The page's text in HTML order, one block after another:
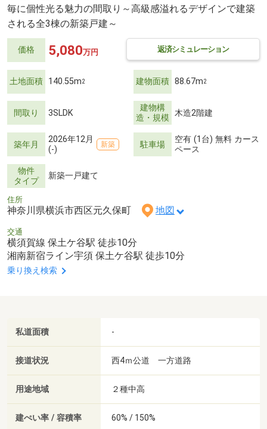
毎に個性光る魅力の間取り～高級感溢れるデザインで建築
される全3棟の新築戸建～
価格 返済シミュレーション
5,080万円
土地面積 140.55m2 建物面積 88.67m2
間取り 3SLDK
建物構
造・規模 木造2階建
築年月
2026年12月
(-)
新築 駐車場
空有 (1台) 無料 カース
ペース
物件
タイプ
新築一戸建て
住所
神奈川県横浜市西区元久保町 地図
交通
横須賀線 保土ケ谷駅 徒歩10分
湘南新宿ライン宇須 保土ケ谷駅 徒歩10分
乗り換え検索
私道面積 -
接道状況 西4ｍ公道 一方道路
用途地域 ２種中高
建ぺい率 / 容積率 60% / 150%